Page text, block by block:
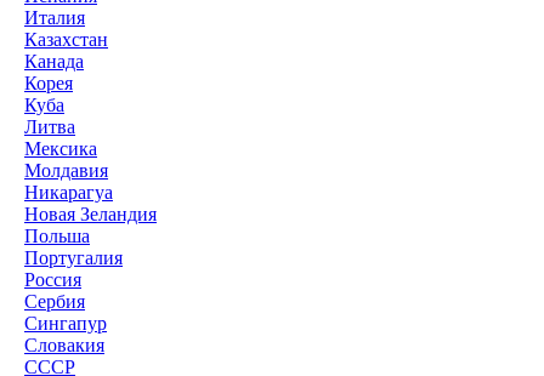
Италия
Казахстан
Канада
Корея
Куба
Литва
Мексика
Молдавия
Никарагуа
Новая Зеландия
Польша
Португалия
Россия
Сербия
Сингапур
Словакия
СССР